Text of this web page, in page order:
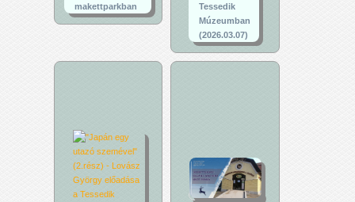
makettparkban
Tessedik
Múzeumban
(2026.03.07)